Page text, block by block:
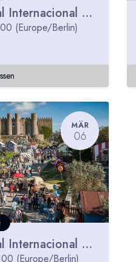
Óbidos Festival Internacional Chocolate 2024
(Europe/Berlin)
MÄR
06
Óbidos Festival Internacional Chocolate 2026
(Europe/Berlin)